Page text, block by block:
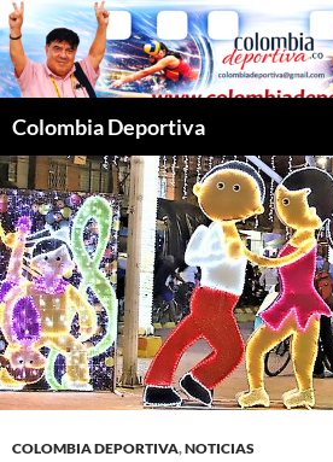
Saltar
al
contenido
Colombia Deportiva
COLOMBIA DEPORTIVA,NOTICIAS